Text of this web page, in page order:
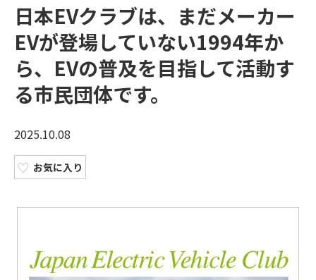
日本EVクラブは、まだメーカー
EVが登場していない1994年か
ら、EVの普及を目指して活動す
る市民団体です。
2025.10.08
お気に入り